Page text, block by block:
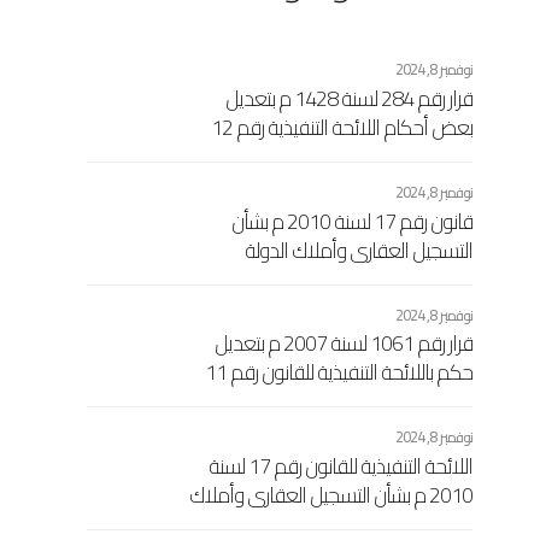
نوفمبر 8, 2024
قرار رقم 284 لسنة 1428 م بتعديل
بعض أحكام اللائحة التنفيذية رقم 12
لسنة 1988 إفرنجي بشأن مصلحة
التسجيل العقاري الاشتراكي والتوثيق
الصادرة بالقرار رقم 461 لسنة 1989
إفرنجي اللجنة الشعبية العامة
نوفمبر 8, 2024
قانون رقم 17 لسنة 2010 م بشأن
التسجيل العقاري وأملاك الدولة
نوفمبر 8, 2024
قرار رقم 1061 لسنة 2007 م بتعديل
حكم باللائحة التنفيذية للقانون رقم 11
العقاري الاشتراكي المعدل بالقرار رقم
104 لسنة 1989 مسيحي
نوفمبر 8, 2024
اللائحة التنفيذية للقانون رقم 17 لسنة
2010 م بشأن التسجيل العقاري وأملاك